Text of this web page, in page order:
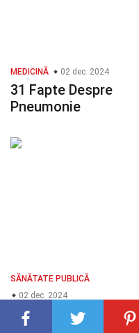
MEDICINĂ 02 dec. 2024
31 Fapte Despre
Pneumonie
SĂNĂTATE PUBLICĂ
02 dec. 2024
25 Fapte Despre HIV